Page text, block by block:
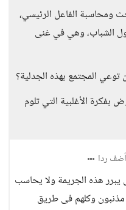
ومحاسبة الفاعل الرئيسي،
الشباب، وهي في غنى
توعي المجتمع بهذه الجدلية؟
الأغلبية التي تلوم
أضف ردا
يبرر هذه الجريمة ولا يحاسب
مذنبون وكلهم فى طريق